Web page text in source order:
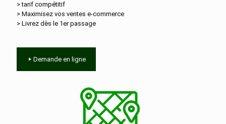
> tarif compétitif
> Maximisez vos ventes e‑commerce
> Livrez dès le 1er passage
Demande en ligne